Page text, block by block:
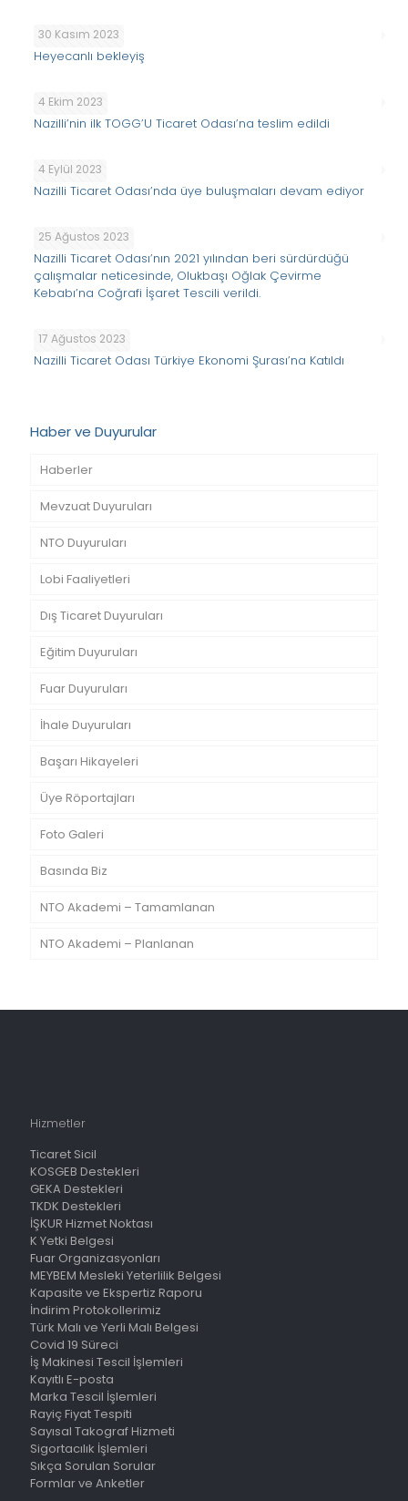
30 Kasım 2023
Heyecanlı bekleyiş
4 Ekim 2023
Nazilli’nin ilk TOGG’U Ticaret Odası’na teslim edildi
4 Eylül 2023
Nazilli Ticaret Odası’nda üye buluşmaları devam ediyor
25 Ağustos 2023
Nazilli Ticaret Odası’nın 2021 yılından beri sürdürdüğü
çalışmalar neticesinde, Olukbaşı Oğlak Çevirme
Kebabı’na Coğrafi İşaret Tescili verildi.
17 Ağustos 2023
Nazilli Ticaret Odası Türkiye Ekonomi Şurası’na Katıldı
Haber ve Duyurular
Haberler
Mevzuat Duyuruları
NTO Duyuruları
Lobi Faaliyetleri
Dış Ticaret Duyuruları
Eğitim Duyuruları
Fuar Duyuruları
İhale Duyuruları
Başarı Hikayeleri
Üye Röportajları
Foto Galeri
Basında Biz
NTO Akademi – Tamamlanan
NTO Akademi – Planlanan
Hizmetler
Ticaret Sicil
KOSGEB Destekleri
GEKA Destekleri
TKDK Destekleri
İŞKUR Hizmet Noktası
K Yetki Belgesi
Fuar Organizasyonları
MEYBEM Mesleki Yeterlilik Belgesi
Kapasite ve Ekspertiz Raporu
İndirim Protokollerimiz
Türk Malı ve Yerli Malı Belgesi
Covid 19 Süreci
İş Makinesi Tescil İşlemleri
Kayıtlı E-posta
Marka Tescil İşlemleri
Rayiç Fiyat Tespiti
Sayısal Takograf Hizmeti
Sigortacılık İşlemleri
Sıkça Sorulan Sorular
Formlar ve Anketler